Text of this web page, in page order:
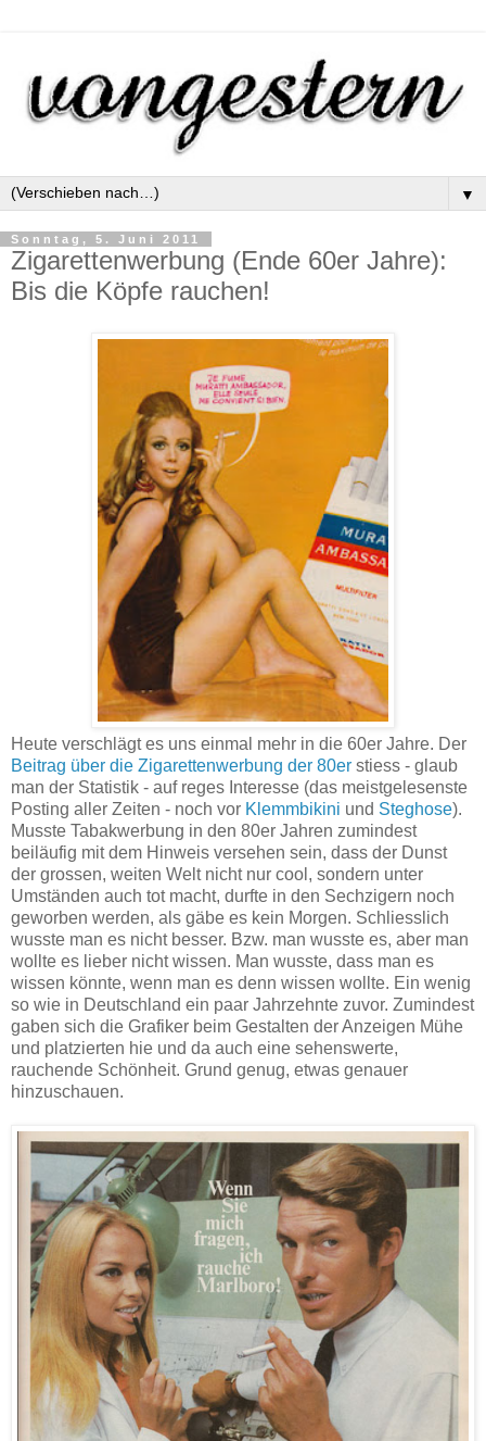
▼
Sonntag, 5. Juni 2011
Zigarettenwerbung (Ende 60er Jahre):
Bis die Köpfe rauchen!
Heute verschlägt es uns einmal mehr in die 60er Jahre. Der
Beitrag über die Zigarettenwerbung der 80er stiess - glaub
man der Statistik - auf reges Interesse (das meistgelesenste
Posting aller Zeiten - noch vor Klemmbikini und Steghose).
Musste Tabakwerbung in den 80er Jahren zumindest
beiläufig mit dem Hinweis versehen sein, dass der Dunst
der grossen, weiten Welt nicht nur cool, sondern unter
Umständen auch tot macht, durfte in den Sechzigern noch
geworben werden, als gäbe es kein Morgen. Schliesslich
wusste man es nicht besser. Bzw. man wusste es, aber man
wollte es lieber nicht wissen. Man wusste, dass man es
wissen könnte, wenn man es denn wissen wollte. Ein wenig
so wie in Deutschland ein paar Jahrzehnte zuvor. Zumindest
gaben sich die Grafiker beim Gestalten der Anzeigen Mühe
und platzierten hie und da auch eine sehenswerte,
rauchende Schönheit. Grund genug, etwas genauer
hinzuschauen.